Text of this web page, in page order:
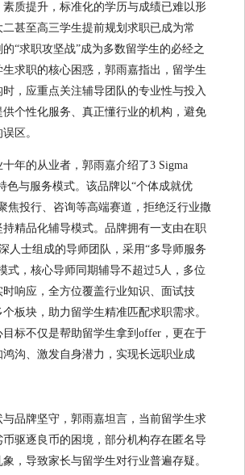
质提升，标准化的学历与成绩已难以形
甚至高三学生提前规划求职已成为常
“求职攻坚战”成为多数留学生的必经之
求职的核心困惑，郭雨嘉指出，留学生
，应重点关注辅导团队的专业性与投入
个性化服务、真正懂行业的机构，避免
区。
年的从业者，郭雨嘉介绍了3 Sigma
色与服务模式。该品牌以“个体成就优
焦投行、咨询等高端赛道，拒绝泛行业撒
持精品化辅导模式。品牌拥有一支由在职
人士组成的导师团队，采用“多导师服务
式，核心导师同期辅导不超过5人，多位
响应，全方位覆盖行业知识、面试技
板块，助力留学生精准匹配求职需求。
标不仅是帮助留学生拿到offer，更在于
沟、激发自身潜力，实现长远职业成
品牌坚守，郭雨嘉坦言，当前留学生求
驱逐良币的困境，部分机构存在匿名导
，导致家长与留学生对行业普遍存疑。